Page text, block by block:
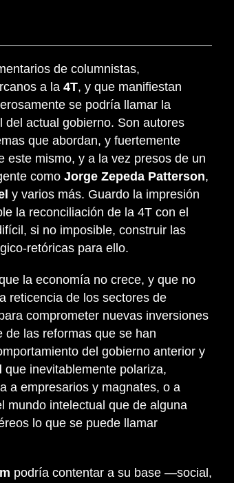
de columnistas,
a la 4T, y que manifiestan
se podría llamar la
del actual gobierno. Son autores
que abordan, y fuertemente
este mismo, y a la vez presos de un
como Jorge Zepeda Patterson,
y varios más. Guardo la impresión
la reconciliación de la 4T con el
si no imposible, construir las
retóricas para ello.
la economía no crece, y que no
reticencia de los sectores de
comprometer nuevas inversiones
las reformas que se han
del gobierno anterior y
que inevitablemente polariza,
a empresarios y magnates, o a
mundo intelectual que de alguna
lo que se puede llamar
podría contentar a su base —social,